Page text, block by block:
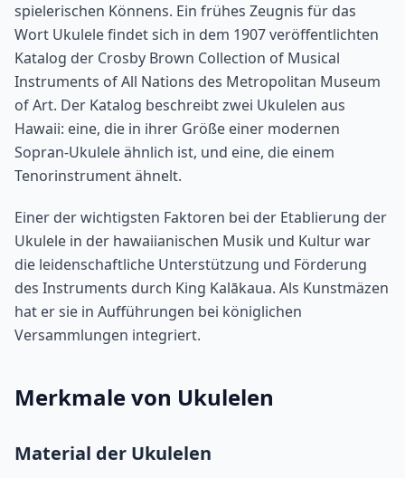
spielerischen Könnens. Ein frühes Zeugnis für das
Wort Ukulele findet sich in dem 1907 veröffentlichten
Katalog der Crosby Brown Collection of Musical
Instruments of All Nations des Metropolitan Museum
of Art. Der Katalog beschreibt zwei Ukulelen aus
Hawaii: eine, die in ihrer Größe einer modernen
Sopran-Ukulele ähnlich ist, und eine, die einem
Tenorinstrument ähnelt.
Einer der wichtigsten Faktoren bei der Etablierung der
Ukulele in der hawaiianischen Musik und Kultur war
die leidenschaftliche Unterstützung und Förderung
des Instruments durch King Kalākaua. Als Kunstmäzen
hat er sie in Aufführungen bei königlichen
Versammlungen integriert.
Merkmale von Ukulelen
Material der Ukulelen